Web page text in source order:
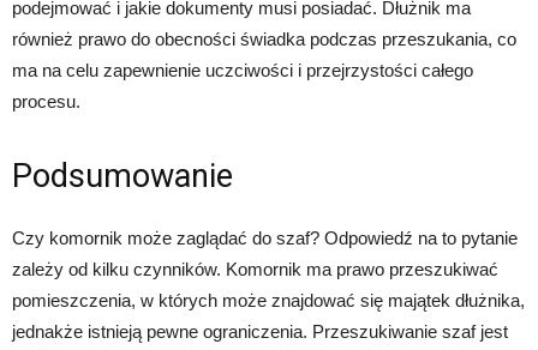
podejmować i jakie dokumenty musi posiadać. Dłużnik ma
również prawo do obecności świadka podczas przeszukania, co
ma na celu zapewnienie uczciwości i przejrzystości całego
procesu.
Podsumowanie
Czy komornik może zaglądać do szaf? Odpowiedź na to pytanie
zależy od kilku czynników. Komornik ma prawo przeszukiwać
pomieszczenia, w których może znajdować się majątek dłużnika,
jednakże istnieją pewne ograniczenia. Przeszukiwanie szaf jest